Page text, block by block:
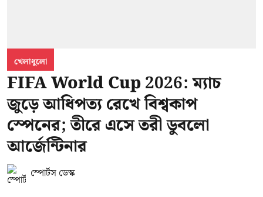
খেলাধুলো
FIFA World Cup 2026: ম্যাচ
জুড়ে আধিপত্য রেখে বিশ্বকাপ
স্পেনের; তীরে এসে তরী ডুবলো
আর্জেন্টিনার
স্পোর্টস ডেস্ক